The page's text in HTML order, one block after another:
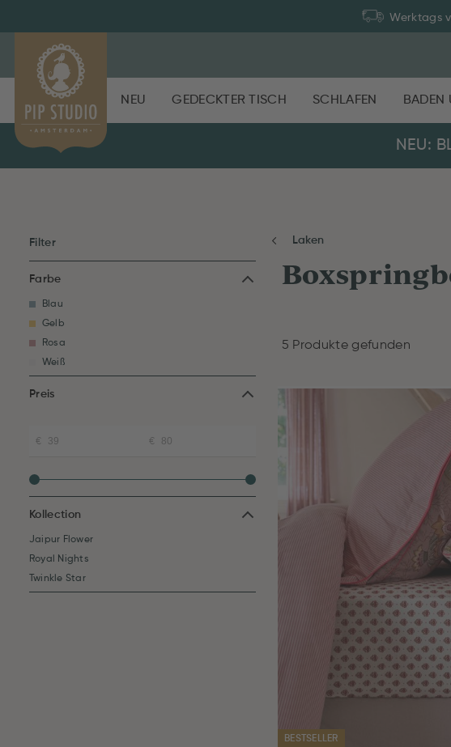
Werktags
NEU GEDECKTER TISCH SCHLAFEN BADEN
NEU:
Filter
Farbe
Blau
Gelb
Rosa
Weiß
Preis
Kollection
Jaipur Flower
Royal Nights
Twinkle Star
Laken
5 Produkte gefunden
BESTSELLER